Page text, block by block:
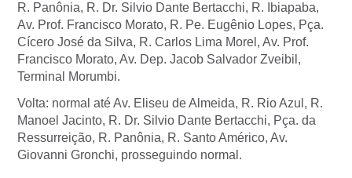
R. Panônia, R. Dr. Silvio Dante Bertacchi, R. Ibiapaba,
Av. Prof. Francisco Morato, R. Pe. Eugênio Lopes, Pça.
Cícero José da Silva, R. Carlos Lima Morel, Av. Prof.
Francisco Morato, Av. Dep. Jacob Salvador Zveibil,
Terminal Morumbi.
Volta: normal até Av. Eliseu de Almeida, R. Rio Azul, R.
Manoel Jacinto, R. Dr. Silvio Dante Bertacchi, Pça. da
Ressurreição, R. Panônia, R. Santo Américo, Av.
Giovanni Gronchi, prosseguindo normal.